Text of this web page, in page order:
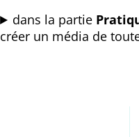
dans la partie
créer un média de